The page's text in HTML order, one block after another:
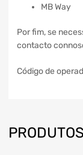
MB Way
Por fim, se
contacto
Código de